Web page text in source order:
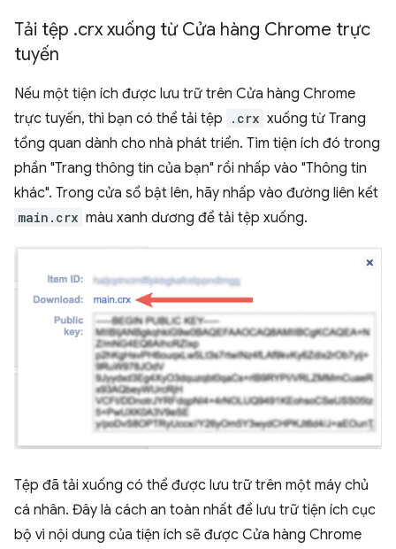
Tải tệp .crx xuống từ Cửa hàng Chrome trực
tuyến
Nếu một tiện ích được lưu trữ trên Cửa hàng Chrome
trực tuyến, thì bạn có thể tải tệp
.crx xuống từ Trang
tổng quan dành cho nhà phát triển. Tìm tiện ích đó trong
phần "Trang thông tin của bạn" rồi nhấp vào "Thông tin
khác". Trong cửa sổ bật lên, hãy nhấp vào đường liên kết
main.crx màu xanh dương để tải tệp xuống.
Tệp đã tải xuống có thể được lưu trữ trên một máy chủ
cá nhân. Đây là cách an toàn nhất để lưu trữ tiện ích cục
bộ vì nội dung của tiện ích sẽ được Cửa hàng Chrome